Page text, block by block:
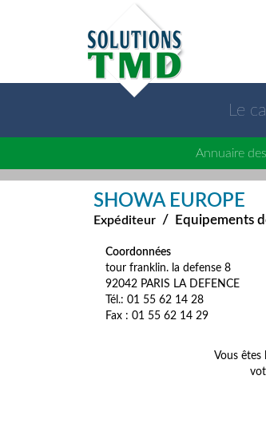
Le
Annuaire
SHOWA EUROPE
Expéditeur / Equipements
Coordonnées
tour franklin. la defense 8
92042 PARIS LA DEFENCE
Tél.: 01 55 62 14 28
Fax : 01 55 62 14 29
Vous